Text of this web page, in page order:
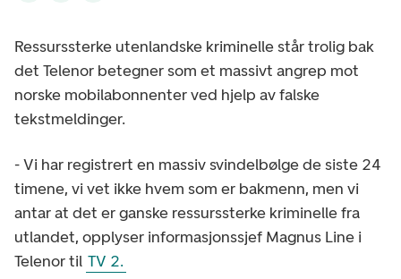
Ressurssterke utenlandske kriminelle står trolig bak
det Telenor betegner som et massivt angrep mot
norske mobilabonnenter ved hjelp av falske
tekstmeldinger.
- Vi har registrert en massiv svindelbølge de siste 24
timene, vi vet ikke hvem som er bakmenn, men vi
antar at det er ganske ressurssterke kriminelle fra
utlandet, opplyser informasjonssjef Magnus Line i
Telenor til TV 2.